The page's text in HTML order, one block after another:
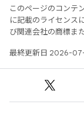
このページのコンテ
に記載のライセンス
び関連会社の商標ま
最終更新日 2026-07-